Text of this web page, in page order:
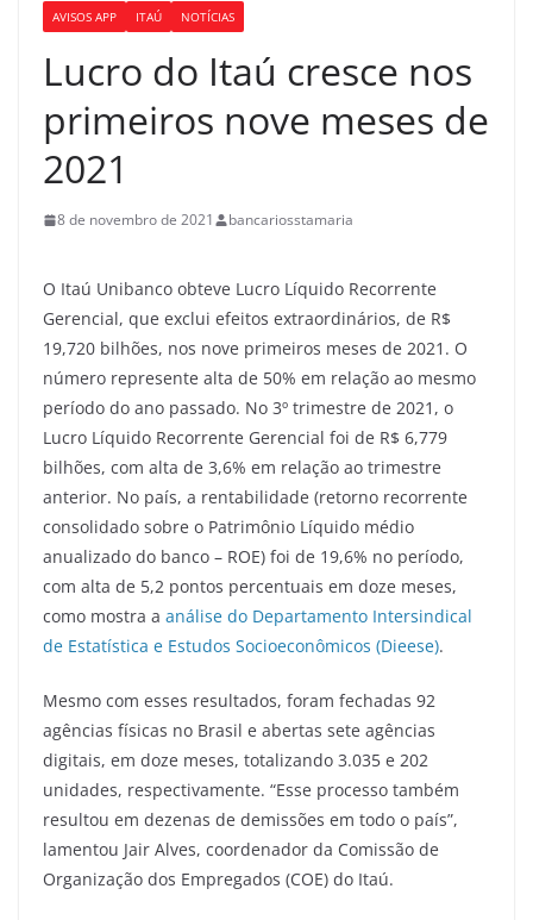
AVISOS APP ITAÚ NOTÍCIAS
Lucro do Itaú cresce nos
primeiros nove meses de
2021
8 de novembro de 2021 bancariosstamaria
O Itaú Unibanco obteve Lucro Líquido Recorrente
Gerencial, que exclui efeitos extraordinários, de R$
19,720 bilhões, nos nove primeiros meses de 2021. O
número represente alta de 50% em relação ao mesmo
período do ano passado. No 3º trimestre de 2021, o
Lucro Líquido Recorrente Gerencial foi de R$ 6,779
bilhões, com alta de 3,6% em relação ao trimestre
anterior. No país, a rentabilidade (retorno recorrente
consolidado sobre o Patrimônio Líquido médio
anualizado do banco – ROE) foi de 19,6% no período,
com alta de 5,2 pontos percentuais em doze meses,
como mostra a análise do Departamento Intersindical
de Estatística e Estudos Socioeconômicos (Dieese).
Mesmo com esses resultados, foram fechadas 92
agências físicas no Brasil e abertas sete agências
digitais, em doze meses, totalizando 3.035 e 202
unidades, respectivamente. “Esse processo também
resultou em dezenas de demissões em todo o país”,
lamentou Jair Alves, coordenador da Comissão de
Organização dos Empregados (COE) do Itaú.